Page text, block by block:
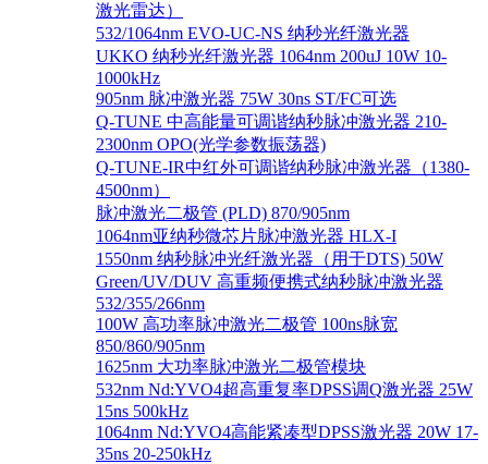
激光雷达）
532/1064nm EVO-UC-NS 纳秒光纤激光器
UKKO 纳秒光纤激光器 1064nm 200uJ 10W 10-
1000kHz
905nm 脉冲激光器 75W 30ns ST/FC可选
Q-TUNE 中高能量可调谐纳秒脉冲激光器 210-
2300nm OPO(光学参数振荡器)
Q-TUNE-IR中红外可调谐纳秒脉冲激光器（1380-
4500nm）
脉冲激光二极管 (PLD) 870/905nm
1064nm亚纳秒微芯片脉冲激光器 HLX-I
1550nm 纳秒脉冲光纤激光器（用于DTS) 50W
Green/UV/DUV 高重频便携式纳秒脉冲激光器
532/355/266nm
100W 高功率脉冲激光二极管 100ns脉宽
850/860/905nm
1625nm 大功率脉冲激光二极管模块
532nm Nd:YVO4超高重复率DPSS调Q激光器 25W
15ns 500kHz
1064nm Nd:YVO4高能紧凑型DPSS激光器 20W 17-
35ns 20-250kHz